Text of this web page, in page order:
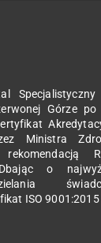
Górze po
Ministra
o
ISO 9001:2015